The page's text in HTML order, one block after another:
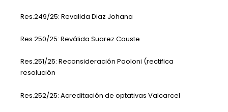
Res.249/25: Revalida Diaz Johana
Res.250/25: Reválida Suarez Couste
Res.251/25: Reconsideración Paoloni (rectifica
resolución
Res.252/25: Acreditación de optativas Valcarcel